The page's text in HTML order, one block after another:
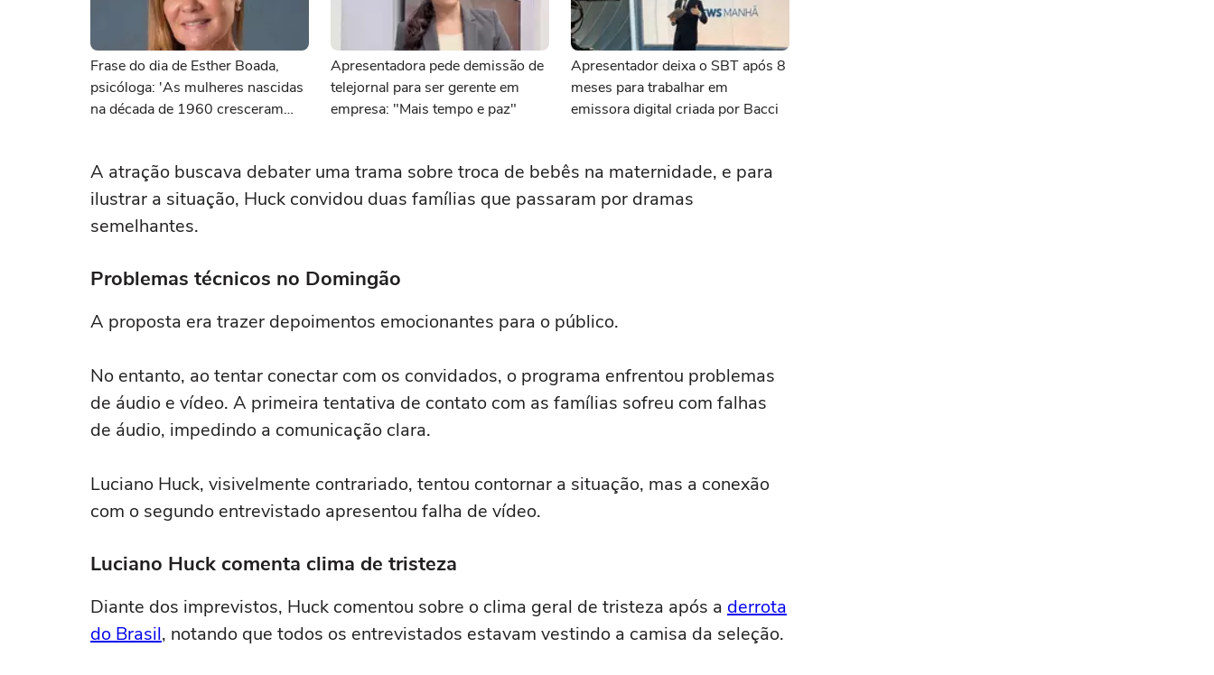
Frase do dia de Esther Boada,
psicóloga: 'As mulheres nascidas
na década de 1960 cresceram
que a sociedade exigia'
Apresentadora pede demissão de
telejornal para ser gerente em
empresa: "Mais tempo e paz"
Apresentador deixa o SBT após 8
meses para trabalhar em
emissora digital criada por Bacci
A atração buscava debater uma trama sobre troca de bebês na maternidade, e para
ilustrar a situação, Huck convidou duas famílias que passaram por dramas
semelhantes.
Problemas técnicos no Domingão
A proposta era trazer depoimentos emocionantes para o público.
No entanto, ao tentar conectar com os convidados, o programa enfrentou problemas
de áudio e vídeo. A primeira tentativa de contato com as famílias sofreu com falhas
de áudio, impedindo a comunicação clara.
Luciano Huck, visivelmente contrariado, tentou contornar a situação, mas a conexão
com o segundo entrevistado apresentou falha de vídeo.
Luciano Huck comenta clima de tristeza
Diante dos imprevistos, Huck comentou sobre o clima geral de tristeza após a derrota
do Brasil, notando que todos os entrevistados estavam vestindo a camisa da seleção.